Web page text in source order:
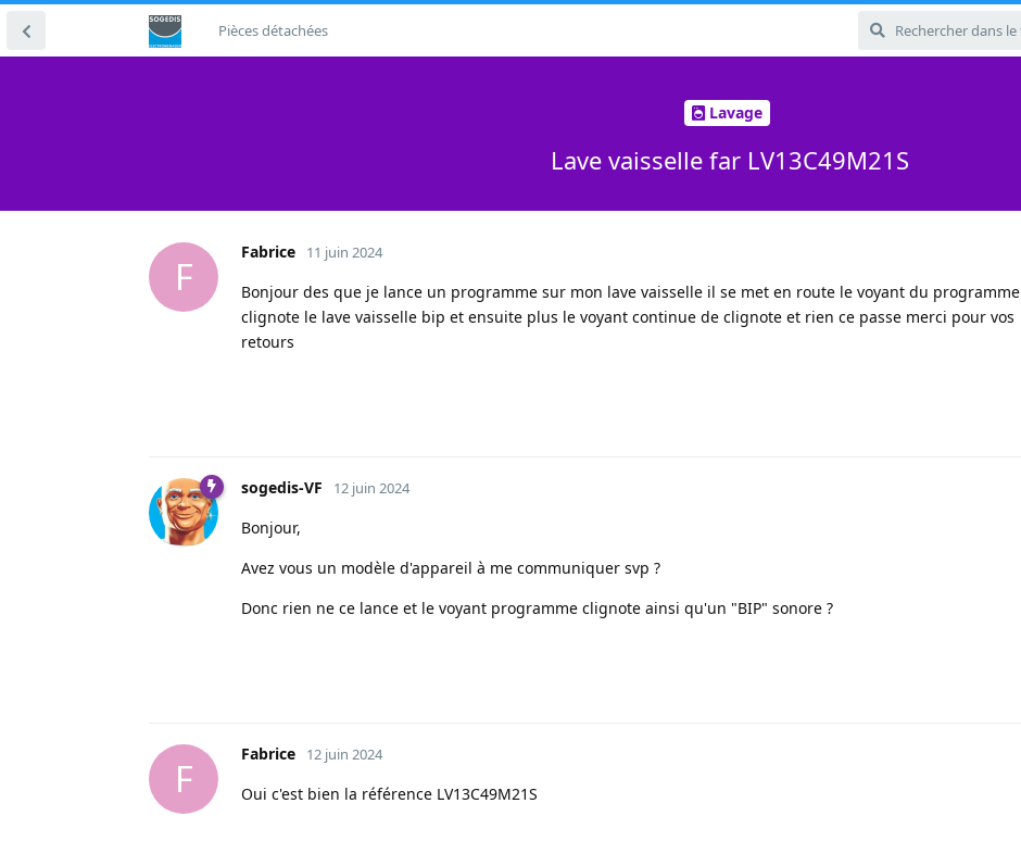
Pièces détachées
Lavage
Lave vaisselle far LV13C49M21S
F
Fabrice 11 juin 2024
Bonjour des que je lance un programme sur mon lave vaisselle il se met en route le voyant du programme
clignote le lave vaisselle bip et ensuite plus le voyant continue de clignote et rien ce passe merci pour vos
retours
sogedis-VF 12 juin 2024
Bonjour,
Avez vous un modèle d'appareil à me communiquer svp ?
Donc rien ne ce lance et le voyant programme clignote ainsi qu'un "BIP" sonore ?
F
Fabrice 12 juin 2024
Oui c'est bien la référence LV13C49M21S